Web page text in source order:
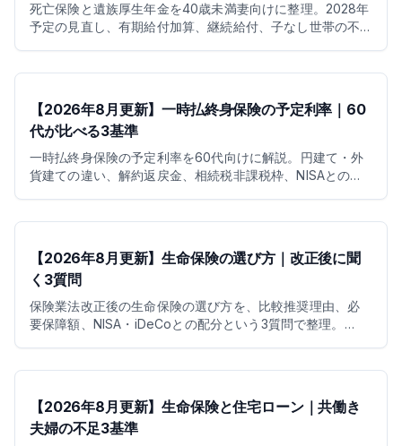
死亡保険と遺族厚生年金を40歳未満妻向けに整理。2028年
予定の見直し、有期給付加算、継続給付、子なし世帯の不
【2026年8月更新】一時払終身保険の予定利率｜60
代が比べる3基準
一時払終身保険の予定利率を60代向けに解説。円建て・外
貨建ての違い、解約返戻金、相続税非課税枠、NISAとの使
【2026年8月更新】生命保険の選び方｜改正後に聞
く3質問
保険業法改正後の生命保険の選び方を、比較推奨理由、必
要保障額、NISA・iDeCoとの配分という3質問で整理。
【2026年8月更新】生命保険と住宅ローン｜共働き
夫婦の不足3基準